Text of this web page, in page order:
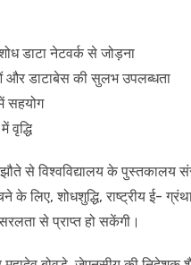
डाटा नेटवर्क से जोड़ना
और डाटाबेस की सुलभ उपलब्धता
सहयोग
वृद्धि
से विश्वविद्यालय के पुस्तकालय
के लिए, शोधशुद्धि, राष्ट्रीय ई-
से प्राप्त हो सकेंगी।